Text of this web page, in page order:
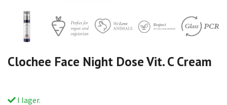
Clochee Face Night Dose Vit. C Cream
I lager.